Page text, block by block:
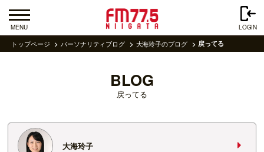
MENU LOGIN
トップページ パーソナリティブログ 大海玲子のブログ 戻ってる
BLOG
戻ってる
大海玲子